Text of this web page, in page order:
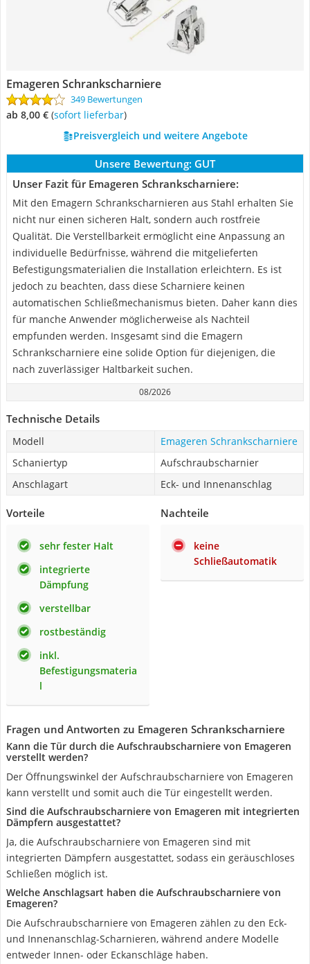
Emageren Schrankscharniere
349 Bewertungen
ab 8,00 € ( Sofort lieferbar)
Preisvergleich und weitere Angebote
Unsere Bewertung: GUT
Unser Fazit für Emageren Schrankscharniere:
Mit den Emagern Schrankscharnieren aus Stahl erhalten Sie
nicht nur einen sicheren Halt, sondern auch rostfreie
Qualität. Die Verstellbarkeit ermöglicht eine Anpassung an
individuelle Bedürfnisse, während die mitgelieferten
Befestigungsmaterialien die Installation erleichtern. Es ist
jedoch zu beachten, dass diese Scharniere keinen
automatischen Schließmechanismus bieten. Daher kann dies
für manche Anwender möglicherweise als Nachteil
empfunden werden. Insgesamt sind die Emagern
Schrankscharniere eine solide Option für diejenigen, die
nach zuverlässiger Haltbarkeit suchen.
08/2026
Technische Details
Modell
Emageren Schrankscharniere
Schaniertyp
Aufschraubscharnier
Anschlagart
Eck- und Innenanschlag
Vorteile
sehr fester Halt
integrierte
Dämpfung
verstellbar
rostbeständig
inkl.
Befestigungsmateria
l
Nachteile
keine
Schließautomatik
Fragen und Antworten zu Emageren Schrankscharniere
Kann die Tür durch die Aufschraubscharniere von Emageren
verstellt werden?
Der Öffnungswinkel der Aufschraubscharniere von Emageren
kann verstellt und somit auch die Tür eingestellt werden.
Sind die Aufschraubscharniere von Emageren mit integrierten
Dämpfern ausgestattet?
Ja, die Aufschraubscharniere von Emageren sind mit
integrierten Dämpfern ausgestattet, sodass ein geräuschloses
Schließen möglich ist.
Welche Anschlagsart haben die Aufschraubscharniere von
Emageren?
Die Aufschraubscharniere von Emageren zählen zu den Eck-
und Innenanschlag-Scharnieren, während andere Modelle
entweder Innen- oder Eckanschläge haben.